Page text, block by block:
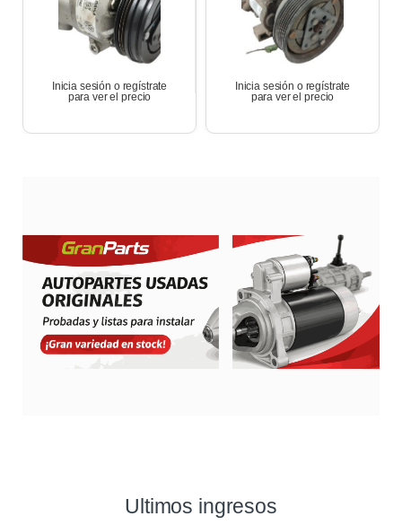
Inicia sesión o regístrate
para ver el precio
Inicia sesión o regístrate
para ver el precio
Ultimos ingresos